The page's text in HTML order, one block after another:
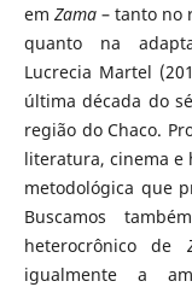
em Zama– tanto no
quanto na
Lucrecia Martel
última década do
região do Chaco.
literatura, cinema e
metodológica que
Buscamos
heterocrônico de
igualmente a